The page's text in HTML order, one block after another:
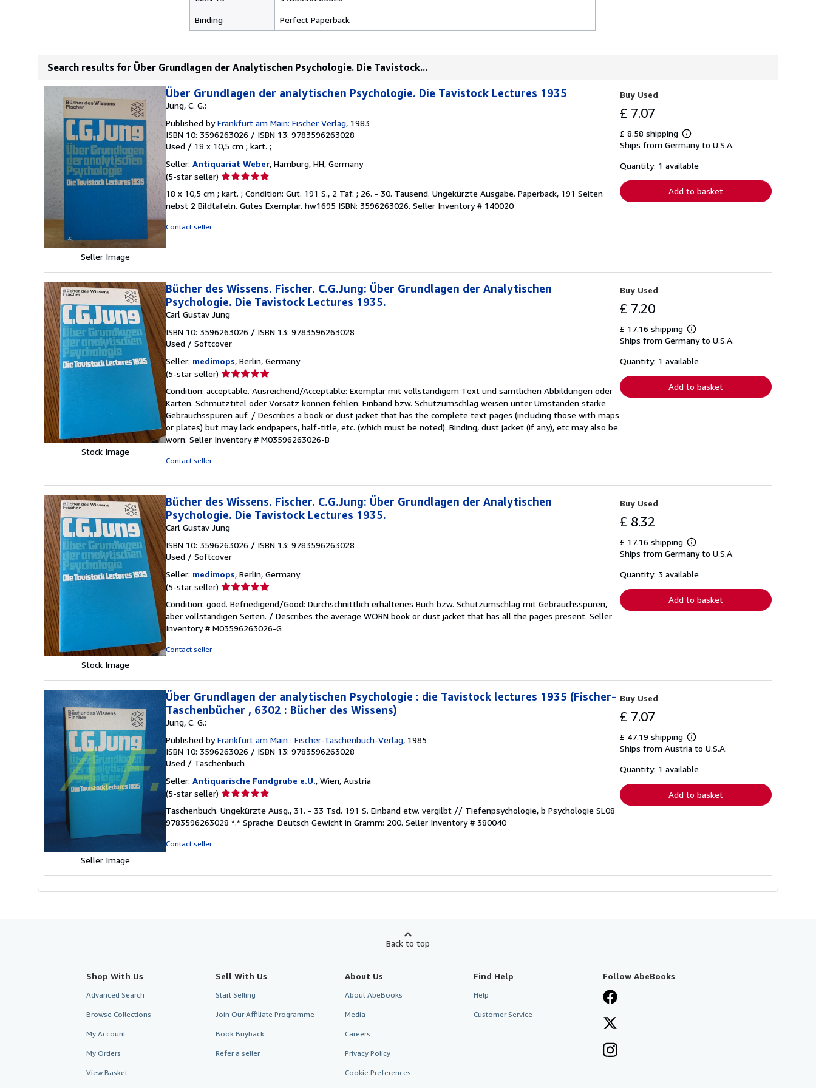
Binding Perfect Paperback
Search results for Über Grundlagen der Analytischen Psychologie. Die Tavistock...
Seller Image
Über Grundlagen der analytischen Psychologie. Die Tavistock Lectures 1935
Jung, C. G.:
Published byFrankfurt am Main: Fischer Verlag, 1983
ISBN 10: 3596263026 / ISBN 13: 9783596263028
Used / 18 x 10,5 cm ; kart. ;
Seller: Antiquariat Weber, Hamburg, HH, Germany
(5-star seller) Seller
5
out
18 x 10,5 cm ; kart. ; Condition: Gut. 191 S., 2 Taf. ; 26. - 30. Tausend. Ungekürzte Ausgabe. Paperback, 191 Seiten
nebst 2 Bildtafeln. Gutes Exemplar. hw1695 ISBN: 3596263026. Seller Inventory # 140020
Contact seller
Buy Used
£ 7.07
£ 8.58 shipping
Learn
more
shipping
Ships from Germany to U.S.A.
Quantity: 1 available
Add to basket
Stock Image
Bücher des Wissens. Fischer. C.G.Jung: Über Grundlagen der Analytischen
Psychologie. Die Tavistock Lectures 1935.
Carl Gustav Jung
ISBN 10: 3596263026 / ISBN 13: 9783596263028
Used / Softcover
Seller: medimops, Berlin, Germany
(5-star seller) Seller
5
out
of
5
stars
Condition: acceptable. Ausreichend/Acceptable: Exemplar mit vollständigem Text und sämtlichen Abbildungen oder
Karten. Schmutztitel oder Vorsatz können fehlen. Einband bzw. Schutzumschlag weisen unter Umständen starke
Gebrauchsspuren auf. / Describes a book or dust jacket that has the complete text pages (including those with maps
or plates) but may lack endpapers, half-title, etc. (which must be noted). Binding, dust jacket (if any), etc may also be
worn. Seller Inventory # M03596263026-B
Contact seller
Buy Used
£ 7.20
£ 17.16 shipping
Learn
more
shipping
Ships from Germany to U.S.A.
Quantity: 1 available
Add to basket
Stock Image
Bücher des Wissens. Fischer. C.G.Jung: Über Grundlagen der Analytischen
Psychologie. Die Tavistock Lectures 1935.
Carl Gustav Jung
ISBN 10: 3596263026 / ISBN 13: 9783596263028
Used / Softcover
Seller: medimops, Berlin, Germany
(5-star seller) Seller
5
out
of
Condition: good. Befriedigend/Good: Durchschnittlich erhaltenes Buch bzw. Schutzumschlag mit Gebrauchsspuren,
aber vollständigen Seiten. / Describes the average WORN book or dust jacket that has all the pages present. Seller
Inventory # M03596263026-G
Contact seller
Buy Used
£ 8.32
£ 17.16 shipping
Learn
more
shipping
Ships from Germany to U.S.A.
Quantity: 3 available
Add to basket
Seller Image
Über Grundlagen der analytischen Psychologie : die Tavistock lectures 1935 (Fischer-
Taschenbücher , 6302 : Bücher des Wissens)
Jung, C. G.:
Published byFrankfurt am Main : Fischer-Taschenbuch-Verlag, 1985
ISBN 10: 3596263026 / ISBN 13: 9783596263028
Used / Taschenbuch
Seller: Antiquarische Fundgrube e.U., Wien, Austria
(5-star seller) Seller
5
out
Taschenbuch. Ungekürzte Ausg., 31. - 33 Tsd. 191 S. Einband etw. vergilbt // Tiefenpsychologie, b Psychologie SL08
9783596263028 *.* Sprache: Deutsch Gewicht in Gramm: 200. Seller Inventory # 380040
Contact seller
Buy Used
£ 7.07
£ 47.19 shipping
Learn
more
shipping
Ships from Austria to U.S.A.
Quantity: 1 available
Add to basket
Back to top
Shop With Us
Advanced Search
Browse Collections
My Account
My Orders
View Basket
Sell With Us
Start Selling
Join Our Affiliate Programme
Book Buyback
Refer a seller
About Us
About AbeBooks
Media
Careers
Privacy Policy
Cookie Preferences
Find Help
Help
Customer Service
Follow AbeBooks